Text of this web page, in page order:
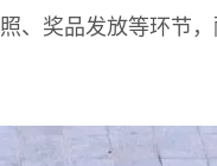
、奖品发放等环节